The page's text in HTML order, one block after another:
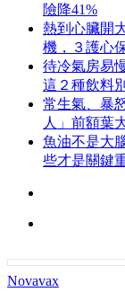
險降41%
熱到心臟開
機，３護心
待冷氣房易
這２種飲料
常生氣、暴
人」前額葉
魚油不是大
些才是關鍵
Novavax